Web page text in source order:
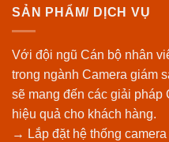
SẢN PHẨM/ DỊCH VỤ
Với đội ngũ Cán bộ nhân
trong ngành Camera giám
sẽ mang đến các giải pháp
hiệu quả cho khách hàng.
→ Lắp đặt hệ thống camera